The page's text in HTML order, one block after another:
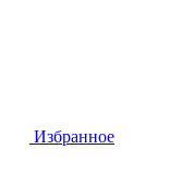
Избранное